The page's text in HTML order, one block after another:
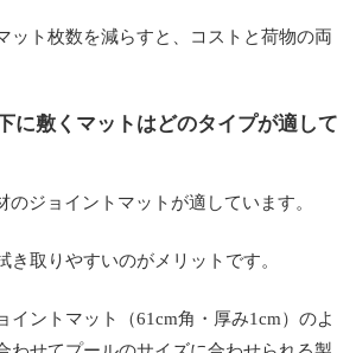
ット枚数を減らすと、コストと荷物の両
に敷くマットはどのタイプが適して
のジョイントマットが適しています。
き取りやすいのがメリットです。
イントマット（61cm角・厚み1cm）のよ